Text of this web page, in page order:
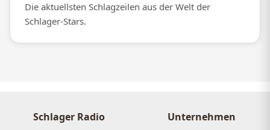
Die aktuellsten Schlagzeilen aus der Welt der
Schlager-Stars.
Schlager Radio Unternehmen